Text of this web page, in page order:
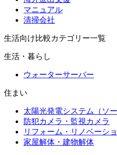
マニュアル
清掃会社
生活向け比較カテゴリー一覧
生活・暮らし
ウォーターサーバー
住まい
太陽光発電システム（ソ
防犯カメラ・監視カメラ
リフォーム・リノベーシ
家屋解体・建物解体